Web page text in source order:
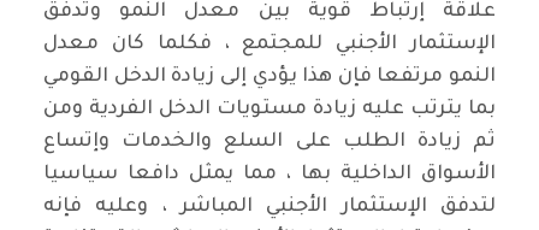
علاقة إرتباط قوية بين معدل النمو وتدفق
الإستثمار الأجنبي للمجتمع ، فكلما كان معدل
النمو مرتفعا فإن هذا يؤدي إلى زيادة الدخل القومي
بما يترتب عليه زيادة مستويات الدخل الفردية ومن
ثم زيادة الطلب على السلع والخدمات وإتساع
الأسواق الداخلية بها ، مما يمثل دافعا سياسيا
لتدفق الإستثمار الأجنبي المباشر ، وعليه فإنه